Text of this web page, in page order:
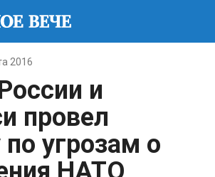
2016
и
провел
по угрозам о